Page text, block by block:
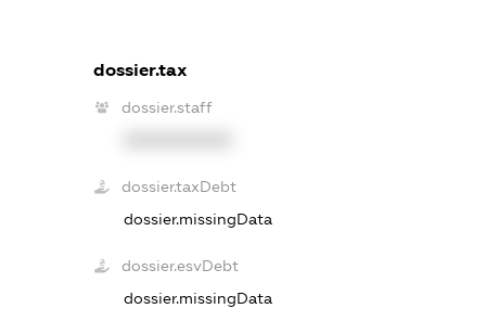
dossier.tax
dossier.staff
dossier.taxDebt
dossier.missingData
dossier.esvDebt
dossier.missingData